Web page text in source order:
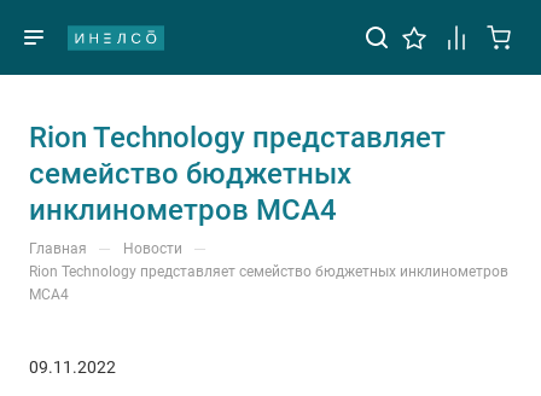
Rion Technology представляет
семейство бюджетных
инклинометров MCA4
Главная — Новости —
Rion Technology представляет семейство бюджетных инклинометров
MCA4
09.11.2022